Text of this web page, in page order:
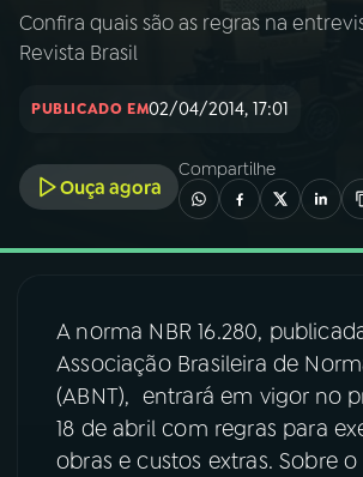
AO VIVO
INÍCIO
A RÁDIO
03PROGRAMAÇÃO
04PROGRAMAS
PODCASTS
Confira quais são as regras na
Revista Brasil
PUBLICADO EM02/04/2014, 17:01
Ouça agora
Compartilhe
A norma NBR 16.280,
Associação Brasileira de
(ABNT), entrará em vigor no
18 de abril com regras para
obras e custos extras. Sobre